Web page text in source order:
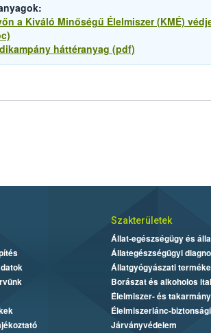
a Kiváló Minőségű Élelmiszer (KMÉ)
háttéranyag (pdf)
Szakterületek
Állat-egészségügy és
Állategészségügyi
Állatgyógyászati
Borászat és alkoholos
Élelmiszer- és
Élelmiszerlánc-
Járványvédelem